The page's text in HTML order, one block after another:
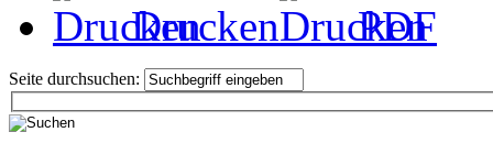
Drucken PDF
Seite durchsuchen: